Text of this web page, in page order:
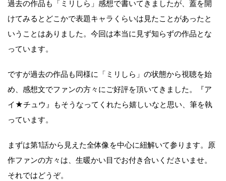
過去の作品も「ミリしら」感想で書いてきましたが、蓋を開
けてみるとどこかで表題キャラくらいは見たことがあったと
いうことはありました。今回は本当に見ず知らずの作品とな
っています。
ですが過去の作品も同様に「ミリしら」の状態から視聴を始
め、感想文でファンの方々にご好評を頂いてきました。『ア
イ★チュウ』もそうなってくれたら嬉しいなと思い、筆を執
っています。
まずは第1話から見えた全体像を中心に紐解いて参ります。原
作ファンの方々は、生暖かい目でお付き合いくださいませ。
それではどうぞ。